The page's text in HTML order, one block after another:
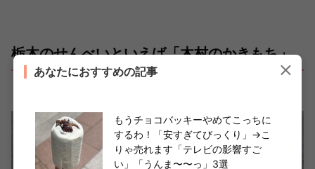
栃木のせんべいといえば「木村のかきもち」
あなたにおすすめの記事
もうチョコバッキーやめてこっちに
するわ！「安すぎてびっくり」→こ
りゃ売れます「テレビの影響すご
い」「うんま〜〜っ」3選